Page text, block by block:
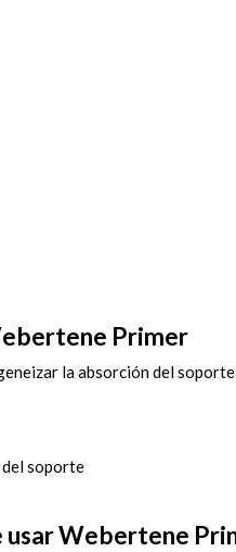
Primer
la absorción del
soporte
usar Webertene